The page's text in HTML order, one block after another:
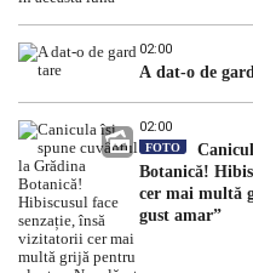
02:00
A dat-o de
02:00
FOTO
Botanică!
cer mai multă
gust amar”